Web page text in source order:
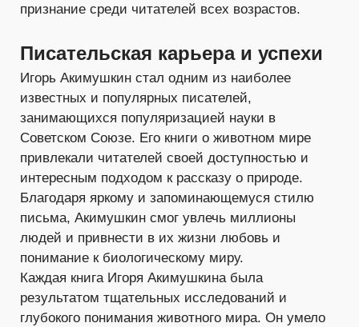
признание среди читателей всех возрастов.
Писательская карьера и успехи
Игорь Акимушкин стал одним из наиболее
известных и популярных писателей,
занимающихся популяризацией науки в
Советском Союзе. Его книги о животном мире
привлекали читателей своей доступностью и
интересным подходом к рассказу о природе.
Благодаря яркому и запоминающемуся стилю
письма, Акимушкин смог увлечь миллионы
людей и привнести в их жизни любовь и
понимание к биологическому миру.
Каждая книга Игоря Акимушкина была
результатом тщательных исследований и
глубокого понимания животного мира. Он умело